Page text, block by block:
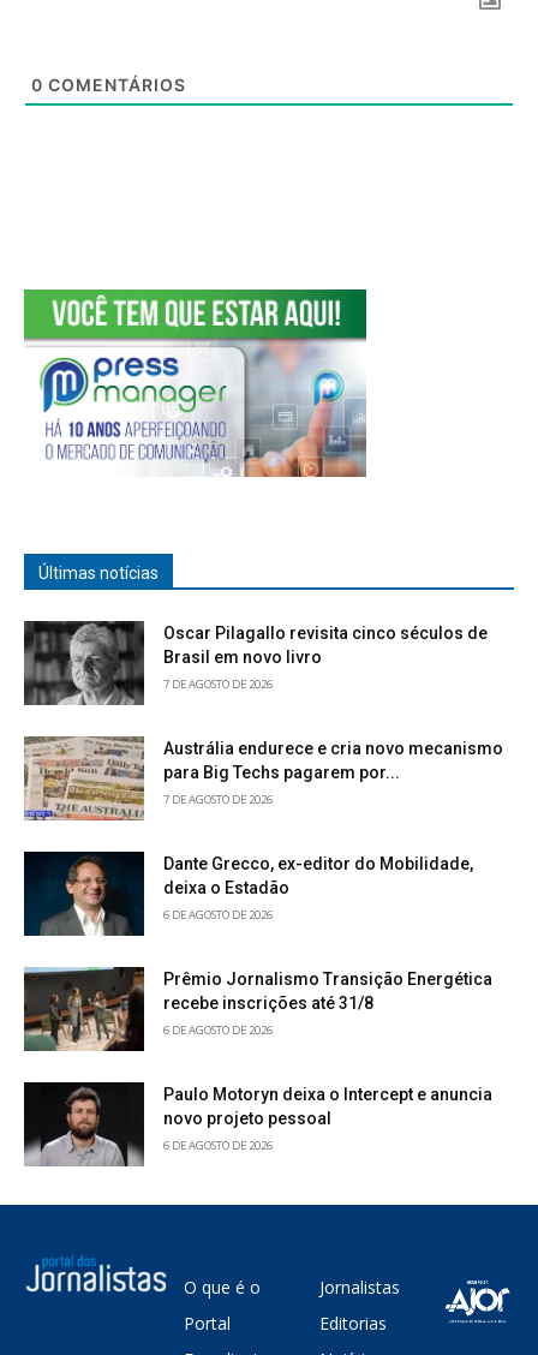
0 COMENTÁRIOS
Últimas notícias
Oscar Pilagallo revisita cinco séculos de
Brasil em novo livro
7 DE AGOSTO DE 2026
Austrália endurece e cria novo mecanismo
para Big Techs pagarem por...
7 DE AGOSTO DE 2026
Dante Grecco, ex-editor do Mobilidade,
deixa o Estadão
6 DE AGOSTO DE 2026
Prêmio Jornalismo Transição Energética
recebe inscrições até 31/8
6 DE AGOSTO DE 2026
Paulo Motoryn deixa o Intercept e anuncia
novo projeto pessoal
6 DE AGOSTO DE 2026
O que é o
Portal
Jornalistas
Editorias